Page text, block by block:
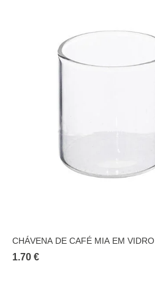
CHÁVENA DE CAFÉ MIA EM VIDRO
1.70 €